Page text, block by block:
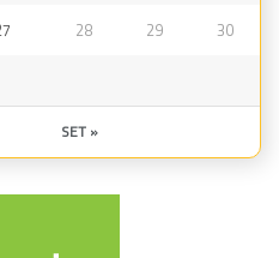
28 29 30
SET »